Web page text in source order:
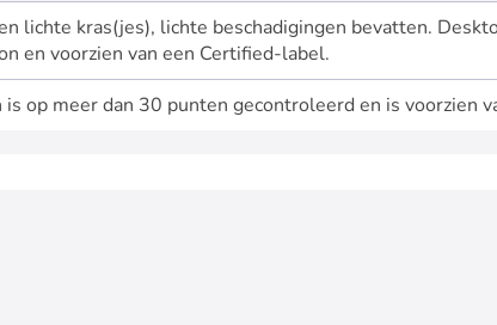
lichte kras(jes), lichte beschadigingen bevatten.
en voorzien van een Certified-label.
op meer dan 30 punten gecontroleerd en is voorzien